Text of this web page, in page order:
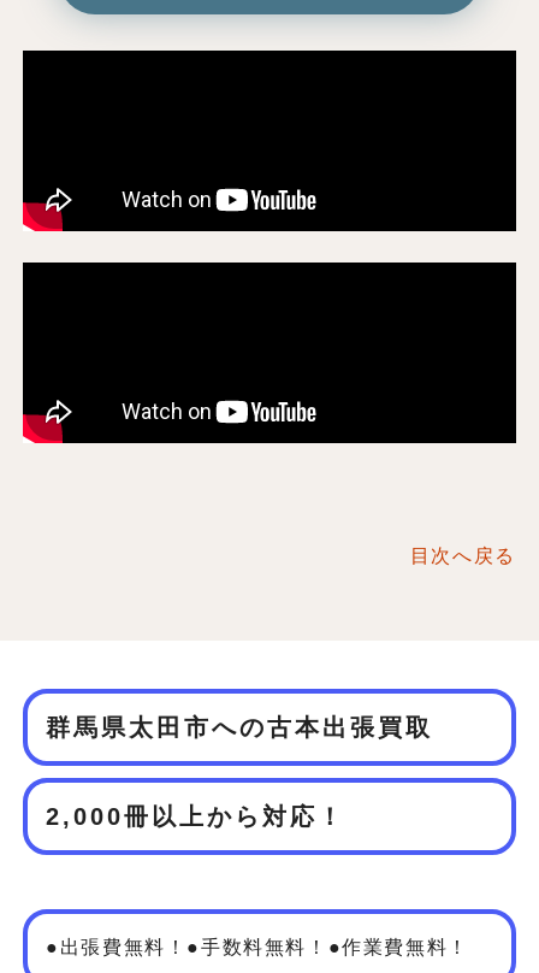
目次へ戻る
群馬県太田市への古本出張買取
2,000冊以上から対応！
●出張費無料！●手数料無料！●作業費無料！